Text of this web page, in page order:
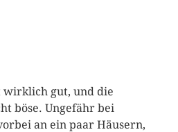
wirklich gut, und die
böse. Ungefähr bei
an ein paar Häusern,